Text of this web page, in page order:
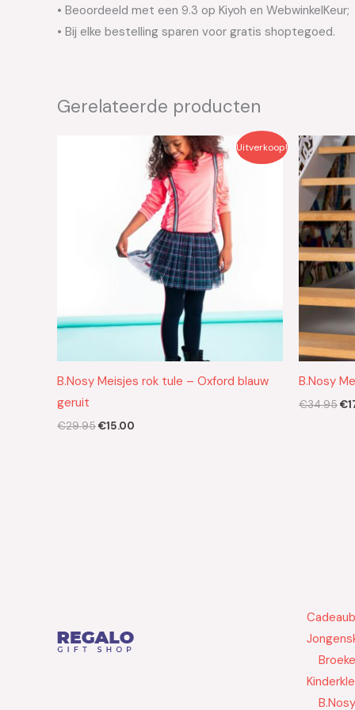
• Beoordeeld met een 9.3 op Kiyoh en WebwinkelKeur;
• Bij elke bestelling sparen voor gratis shoptegoed.
Gerelateerde producten
Uitverkoop!
B.Nosy Meisjes rok tule – Oxford blauw
geruit
€29.95
Oorspronkelijke
€15.00
Huidige
prijs
€15.00.
B.Nosy
€34.95€
B.Nosy